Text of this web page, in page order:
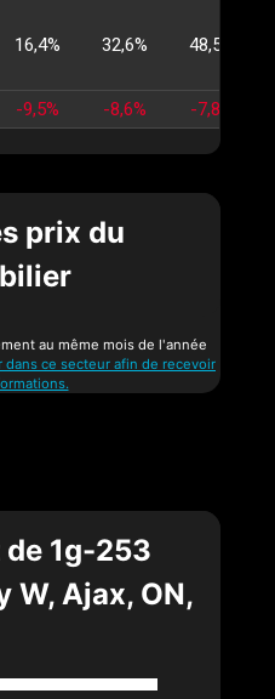
16,4% 32,6% 48,5%
-9,5% -8,6% -7,8%
prix du
au même mois de l'année
dans ce secteur afin de recevoir
1g-253
W, Ajax, ON,